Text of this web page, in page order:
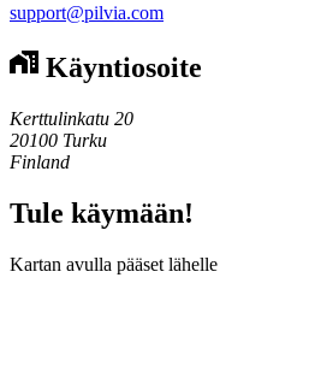
support@pilvia.com
Käyntiosoite
Kerttulinkatu 20
20100 Turku
Finland
Tule käymään!
Kartan avulla pääset lähelle